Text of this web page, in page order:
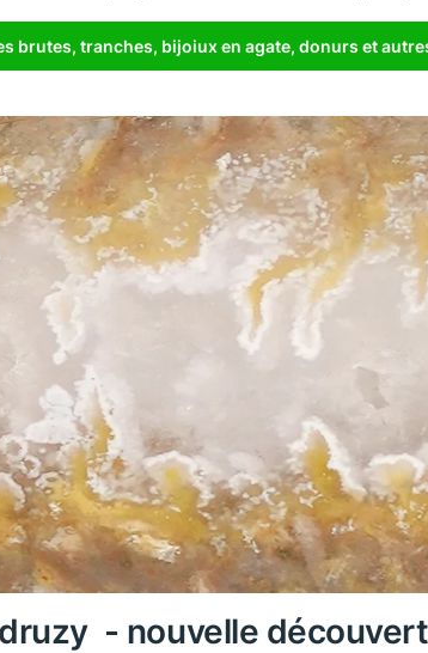
brutes, tranches, bijoiux en agate, donurs et
- nouvelle